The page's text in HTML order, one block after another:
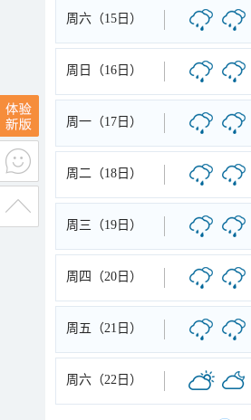
周六（15日）
周日（16日）
周一（17日）
周二（18日）
周三（19日）
周四（20日）
周五（21日）
周六（22日）